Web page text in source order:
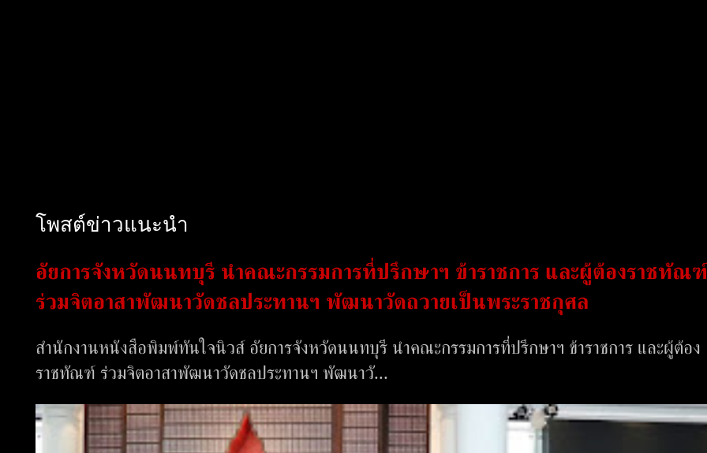
โพสต์ข่าวแนะนำ
อัยการจังหวัดนนทบุรี นำคณะกรรมการที่ปรึกษาฯ ข้าราชการ และผู้ต้องราชทัณฑ์
ร่วมจิตอาสาพัฒนาวัดชลประทานฯ พัฒนาวัดถวายเป็นพระราชกุศล
สำนักงานหนังสือพิมพ์ทันใจนิวส์ อัยการจังหวัดนนทบุรี นำคณะกรรมการที่ปรึกษาฯ ข้าราชการ และผู้ต้อง
ราชทัณฑ์ ร่วมจิตอาสาพัฒนาวัดชลประทานฯ พัฒนาวั...